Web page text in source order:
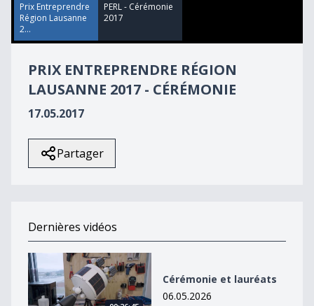
19
minutes,
42
seconds
Prix Entreprendre
Région Lausanne
2...
PERL - Cérémonie
2017
PRIX ENTREPRENDRE RÉGION
LAUSANNE 2017 - CÉRÉMONIE
17.05.2017
Partager
Dernières vidéos
Cérémonie et lauréats
Cérémonie et lauréats
06.05.2026